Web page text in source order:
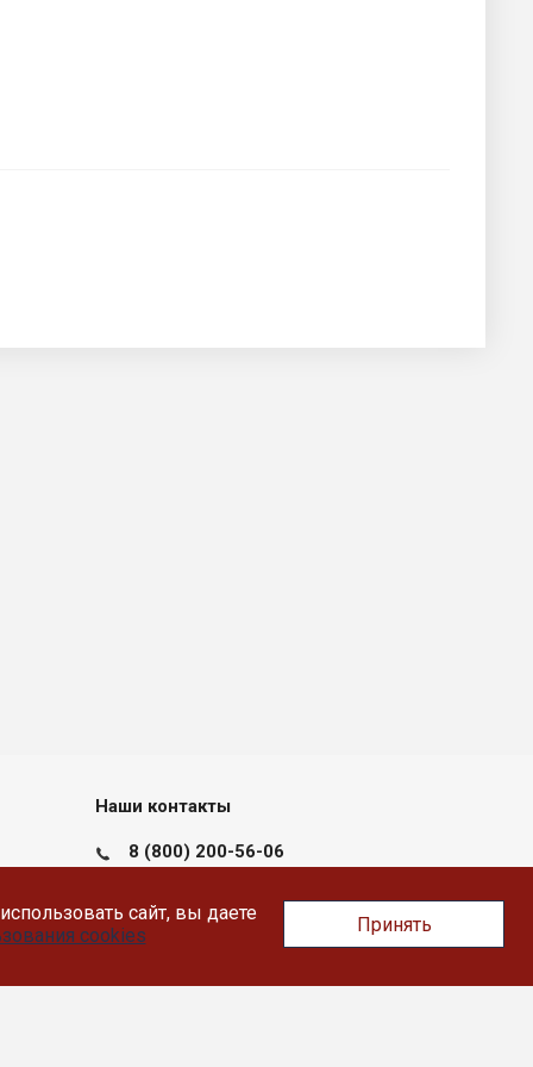
сайт, вы даете
cookies Принять
Наши контакты
8 (800) 200-56-06
Тверь, Докучаева 36, помещение XII